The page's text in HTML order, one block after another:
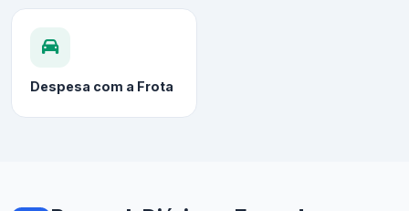
Despesa com a Frota